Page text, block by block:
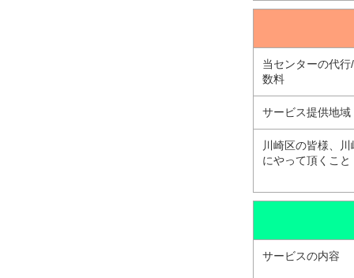
当センターの代
数料
サービス提供地域
川崎区の皆様、
にやって頂くこと
サービスの内容